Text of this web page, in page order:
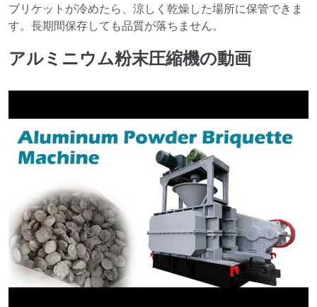
ブリケットが冷めたら、涼しく乾燥した場所に保管できま
す。長期間保存しても品質が落ちません。
アルミニウム粉末圧縮機の動画